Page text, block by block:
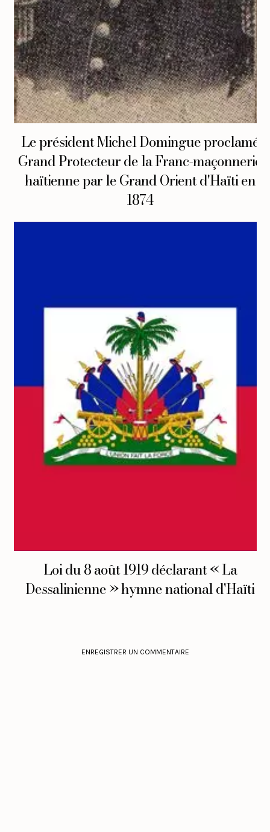
Le président Michel Domingue proclamé
Grand Protecteur de la Franc-maçonnerie
haïtienne par le Grand Orient d'Haïti en
1874
Loi du 8 août 1919 déclarant « La
Dessalinienne » hymne national d'Haïti
ENREGISTRER UN COMMENTAIRE